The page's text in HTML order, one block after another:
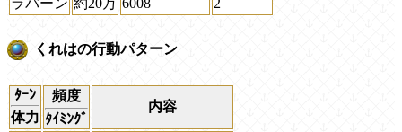
ラパーン 約20万 6008 2
くれはの行動パターン
ﾀｰﾝ
体力
頻度
ﾀｲﾐﾝｸﾞ
内容